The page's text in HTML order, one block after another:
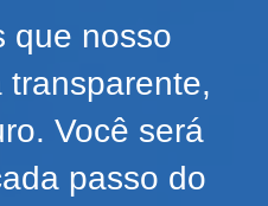
que nosso
transparente,
Você será
passo do